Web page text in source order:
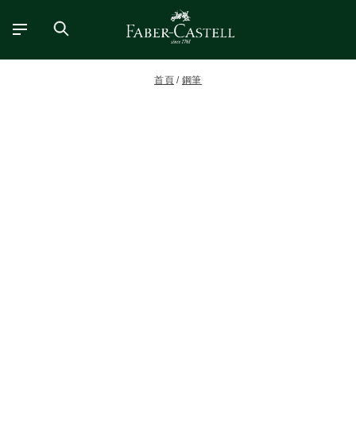
首頁 鋼筆